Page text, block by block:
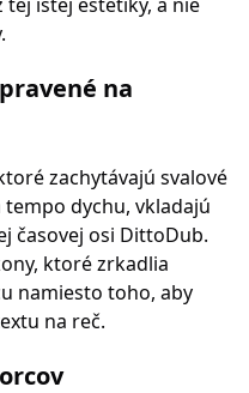
na
zachytávajú svalové
dychu, vkladajú
časovej osi DittoDub.
ktoré zrkadlia
namiesto toho, aby
na reč.